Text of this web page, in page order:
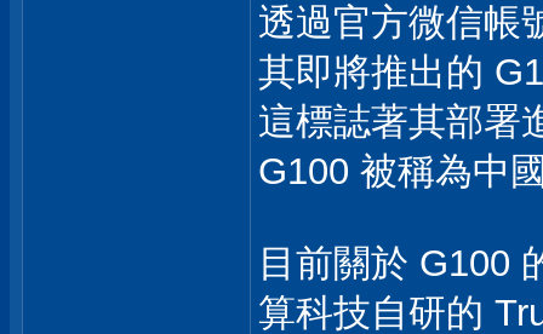
透過官方微信帳
其即將推出的
這標誌著其部署
G100 被稱為中
目前關於 G100
算科技自研的